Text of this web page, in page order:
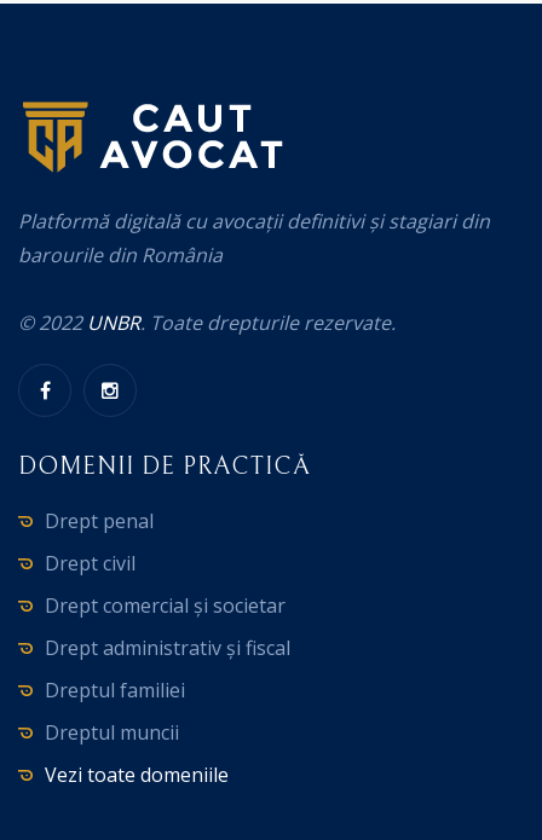
Platformă digitală cu avocații definitivi și stagiari din
barourile din România
© 2022 UNBR. Toate drepturile rezervate.
DOMENII DE PRACTICĂ
Drept penal
Drept civil
Drept comercial și societar
Drept administrativ și fiscal
Dreptul familiei
Dreptul muncii
Vezi toate domeniile